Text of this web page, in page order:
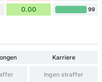
0.00 99
Karriere
Ingen straffer